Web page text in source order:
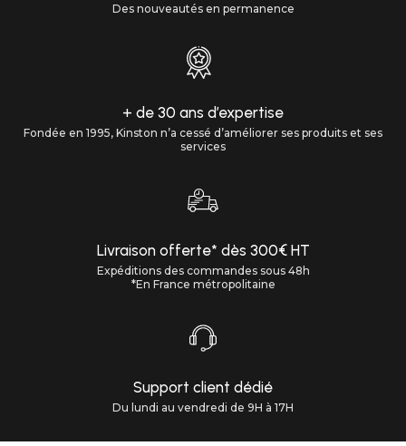
Des nouveautés en permanence
+ de 30 ans d’expertise
Fondée en 1995, Kinston n’a cessé d’améliorer ses produits et ses
services
Livraison offerte* dès 300€ HT
Expéditions des commandes sous 48h
*En France métropolitaine
Support client dédié
Du lundi au vendredi de 9H à 17H